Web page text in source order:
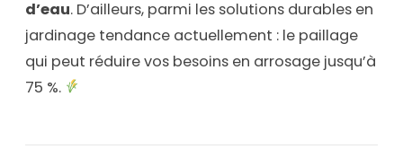
d’eau. D’ailleurs, parmi les solutions durables en
jardinage tendance actuellement : le paillage
qui peut réduire vos besoins en arrosage jusqu’à
75 %.